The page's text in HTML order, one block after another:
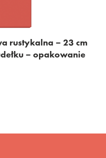
rustykalna – 23 cm
– opakowanie